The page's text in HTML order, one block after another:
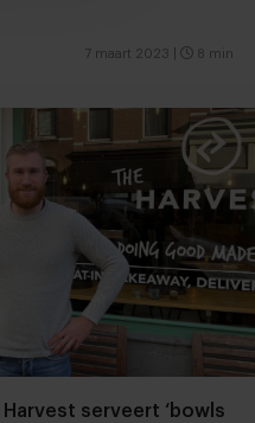
7 maart 2023 8 min
serveert ‘bowls